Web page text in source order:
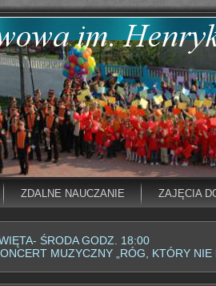
ZDALNE NAUCZANIE ZAJĘCIA
ŚRODA GODZ. 18:00
MUZYCZNY „RÓG, KTÓRY